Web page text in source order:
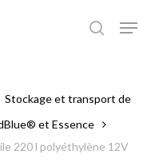
Stockage et transport de
et Essence
220 l polyéthylène 12V